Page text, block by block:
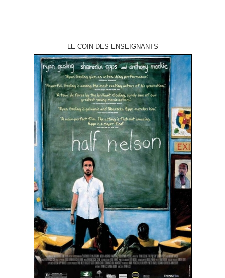
LE COIN DES ENSEIGNANTS